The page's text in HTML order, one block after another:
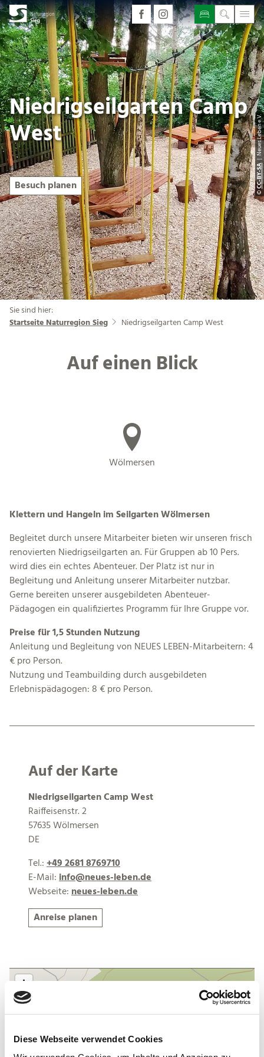
Diese Webseite verwendet Cookies
©
CC-BY-SA
| Neues Leben e.V.
Niedrigseilgarten Camp
West
Besuch planen
Sie sind hier:
Startseite Naturregion Sieg
Niedrigseilgarten Camp West
Auf einen Blick
Wölmersen
Klettern und Hangeln im Seilgarten Wölmersen
Begleitet durch unsere Mitarbeiter bieten wir unseren frisch
renovierten Niedrigseilgarten an. Für Gruppen ab 10 Pers.
wird dies ein echtes Abenteuer. Der Platz ist nur in
Begleitung und Anleitung unserer Mitarbeiter nutzbar.
Gerne bereiten unserer ausgebildeten Abenteuer-
Pädagogen ein qualifiziertes Programm für Ihre Gruppe vor.
Preise für 1,5 Stunden Nutzung
Anleitung und Begleitung von NEUES LEBEN-Mitarbeitern: 4
€ pro Person.
Nutzung und Teambuilding durch ausgebildeten
Erlebnispädagogen: 8 € pro Person.
Auf der Karte
Niedrigseilgarten Camp West
Raiffeisenstr. 2
57635 Wölmersen
DE
Tel.:+49 2681 8769710
E-Mail:info@neues-leben.de
Webseite:neues-leben.de
Anreise planen